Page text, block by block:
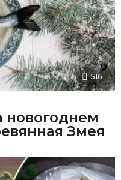
516
новогоднем
Змея